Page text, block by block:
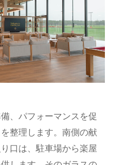
、パフォーマンスを促
整理します。南側の献
口は、駐車場から楽屋